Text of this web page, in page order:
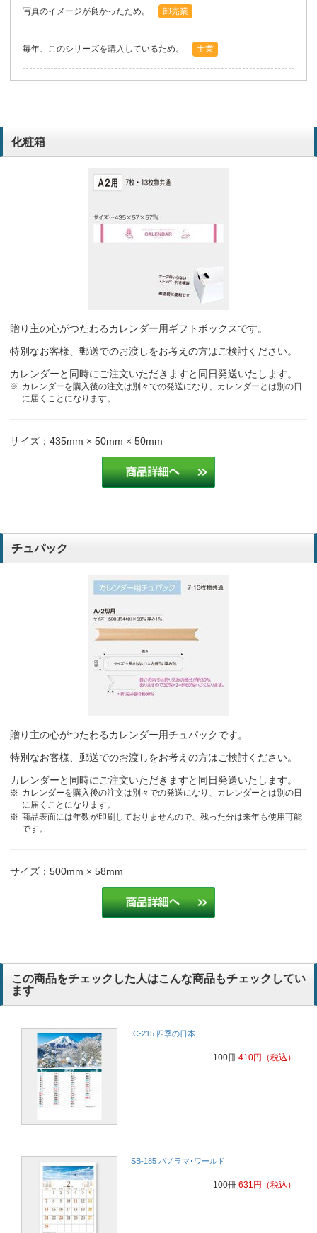
写真のイメージが良かったため。 卸売業
毎年、このシリーズを購入しているため。 士業
化粧箱
贈り主の心がつたわるカレンダー用ギフトボックスです。
特別なお客様、郵送でのお渡しをお考えの方はご検討ください。
カレンダーと同時にご注文いただきますと同日発送いたします。
カレンダーを購入後の注文は別々での発送になり、カレンダーとは別の日
に届くことになります。
サイズ：435mm × 50mm × 50mm
チュパック
贈り主の心がつたわるカレンダー用チュパックです。
特別なお客様、郵送でのお渡しをお考えの方はご検討ください。
カレンダーと同時にご注文いただきますと同日発送いたします。
カレンダーを購入後の注文は別々での発送になり、カレンダーとは別の日
に届くことになります。
商品表面には年数が印刷しておりませんので、残った分は来年も使用可能
です。
サイズ：500mm × 58mm
この商品をチェックした人はこんな商品もチェックしてい
ます
IC-215 四季の日本
100冊 410円 （税込）
SB-185 パノラマ･ワールド
100冊 631 円 （税込）